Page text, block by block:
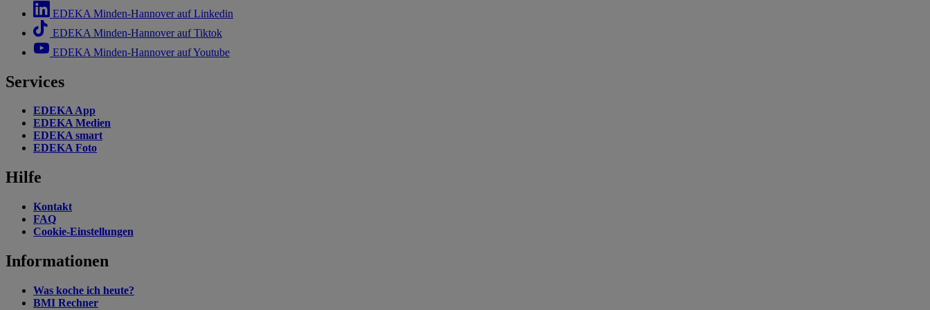
EDEKA Minden-Hannover auf Linkedin
EDEKA Minden-Hannover auf Tiktok
EDEKA Minden-Hannover auf Youtube
Services
EDEKA App
EDEKA Medien
EDEKA smart
EDEKA Foto
Hilfe
Kontakt
FAQ
Cookie-Einstellungen
Informationen
Was koche ich heute?
BMI Rechner